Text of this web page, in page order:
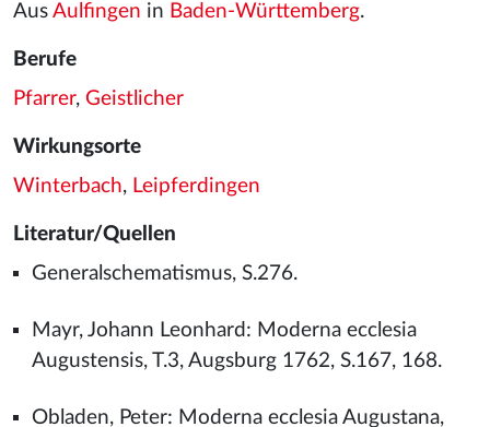
Aus Aulfingen in Baden-Württemberg.
Berufe
Pfarrer, Geistlicher
Wirkungsorte
Winterbach, Leipferdingen
Literatur/Quellen
Generalschematismus, S.276.
Mayr, Johann Leonhard: Moderna ecclesia
Augustensis, T.3, Augsburg 1762, S.167, 168.
Obladen, Peter: Moderna ecclesia Augustana,